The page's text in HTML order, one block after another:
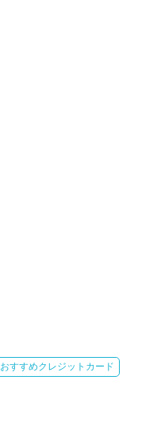
おすすめクレジットカード